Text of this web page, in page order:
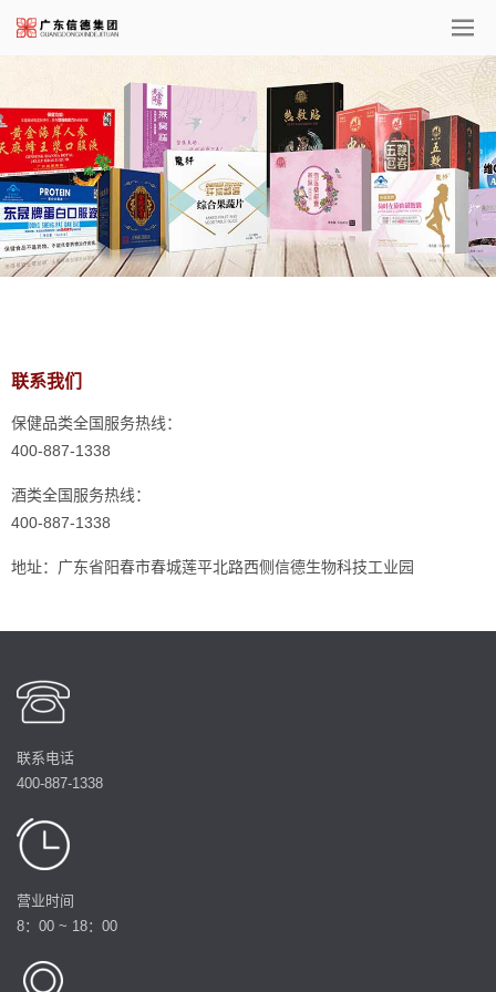
联系我们
保健品类全国服务热线：
400-887-1338
酒类全国服务热线：
400-887-1338
地址：广东省阳春市春城莲平北路西侧信德生物科技工业园
联系电话
400-887-1338
营业时间
8：00 ~ 18：00